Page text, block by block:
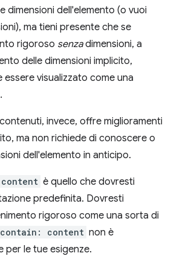
dimensioni dell'elemento (o vuoi
ma tieni presente che se
rigoroso senzadimensioni, a
delle dimensioni implicito,
visualizzato come una
invece, offre miglioramenti
ma non richiede di conoscere o
dell'elemento in anticipo.
è quello che dovresti
predefinita. Dovresti
rigoroso come una sorta di
contain: content non è
per le tue esigenze.